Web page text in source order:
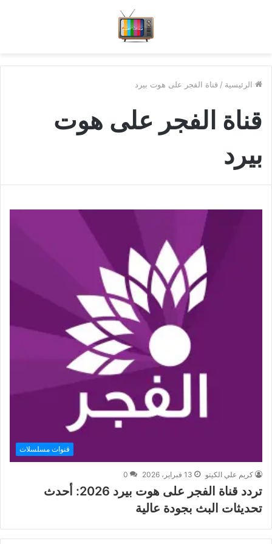
الرئيسية / قناة الفجر على هوت بيرد
قناة الفجر على هوت
بيرد
قنوات مسلسلات
كريم علي الكيتو 13 فبراير، 2026 0
تردد قناة الفجر على هوت بيرد 2026: أحدث
تحديثات البث بجودة عالية